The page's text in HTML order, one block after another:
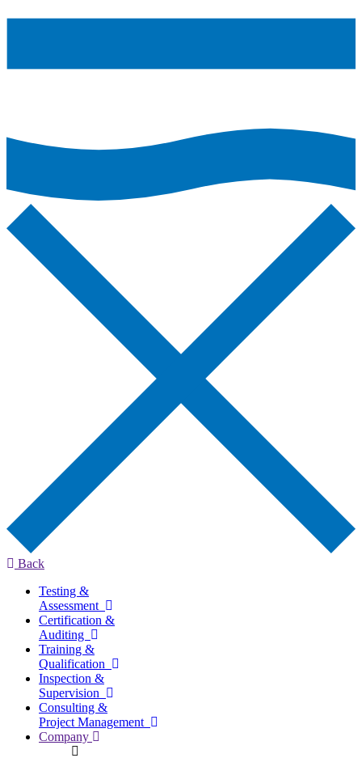
Back
Testing &
Assessment
Certification &
Auditing
Training &
Qualification
Inspection &
Supervision
Consulting &
Project Management
Company